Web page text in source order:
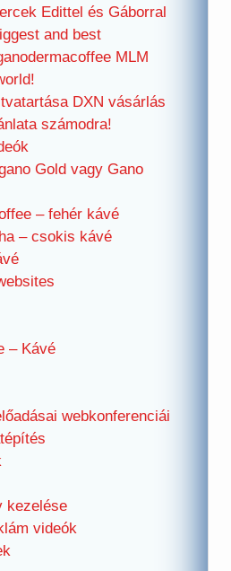
Edittel és Gáborral
and best
MLM
DXN vásárlás
számodra!
Gold vagy Gano
– fehér kávé
– csokis kávé
– Kávé
webkonferenciái
kezelése
videók